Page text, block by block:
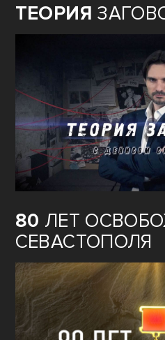
ТЕОРИЯ
80 ЛЕТ
СЕВАСТОПОЛЯ